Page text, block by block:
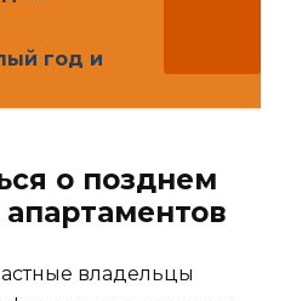
год и
о позднем
владельцы